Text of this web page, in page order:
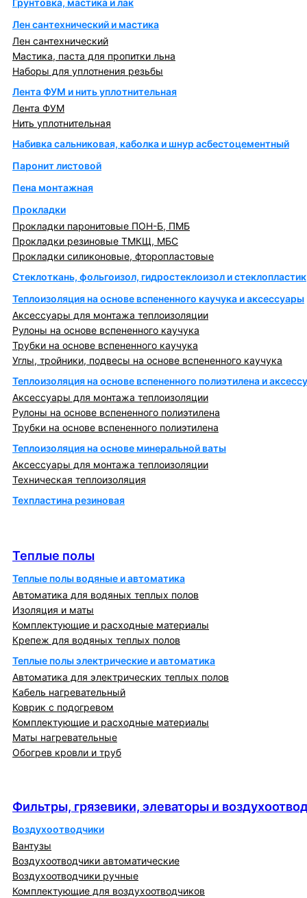
Грунтовка, мастика и лак
Лен сантехнический и мастика
Лен сантехнический
Мастика, паста для пропитки льна
Наборы для уплотнения резьбы
Лента ФУМ и нить уплотнительная
Лента ФУМ
Нить уплотнительная
Набивка сальниковая, каболка и шнур асбестоцементный
Паронит листовой
Пена монтажная
Прокладки
Прокладки паронитовые ПОН-Б, ПМБ
Прокладки резиновые ТМКЩ, МБС
Прокладки силиконовые, фторопластовые
Стеклоткань, фольгоизол, гидростеклоизол и стеклопластик
Теплоизоляция на основе вспененного каучука и аксессуары
Аксессуары для монтажа теплоизоляции
Рулоны на основе вспененного каучука
Трубки на основе вспененного каучука
Углы, тройники, подвесы на основе вспененного каучука
Теплоизоляция на основе вспененного полиэтилена и
Аксессуары для монтажа теплоизоляции
Рулоны на основе вспененного полиэтилена
Трубки на основе вспененного полиэтилена
Теплоизоляция на основе минеральной ваты
Аксессуары для монтажа теплоизоляции
Техническая теплоизоляция
Техпластина резиновая
Теплые полы
Теплые полы водяные и автоматика
Автоматика для водяных теплых полов
Изоляция и маты
Комплектующие и расходные материалы
Крепеж для водяных теплых полов
Теплые полы электрические и автоматика
Автоматика для электрических теплых полов
Кабель нагревательный
Коврик с подогревом
Комплектующие и расходные материалы
Маты нагревательные
Обогрев кровли и труб
Фильтры, грязевики, элеваторы и
Воздухоотводчики
Вантузы
Воздухоотводчики автоматические
Воздухоотводчики ручные
Комплектующие для воздухоотводчиков